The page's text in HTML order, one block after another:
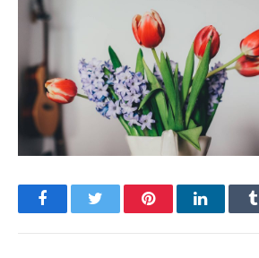
FacebookTwitter PinterestLinkedIn